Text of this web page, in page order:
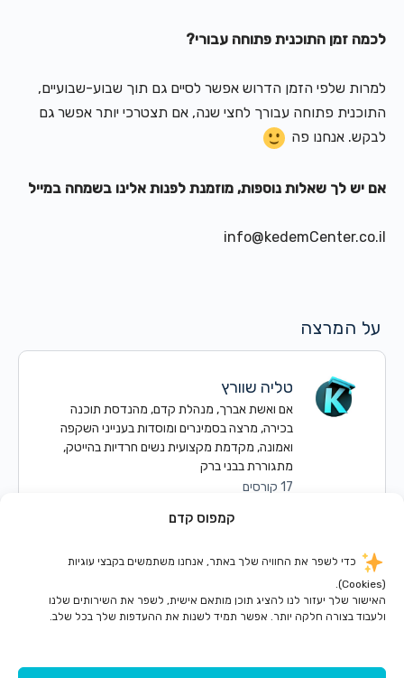
קמפוס קדם
כדי לשפר את החוויה שלך באתר, אנחנו משתמשים בקבצי עוגיות
(Cookies).
האישור שלך יעזור לנו להציג תוכן מותאם אישית, לשפר את השירותים שלנו
ולעבוד בצורה חלקה יותר. אפשר תמיד לשנות את ההעדפות שלך בכל שלב.
לכמה זמן התוכנית פתוחה עבורי?
למרות שלפי הזמן הדרוש אפשר לסיים גם תוך שבוע-שבועיים,
התוכנית פתוחה עבורך לחצי שנה, אם תצטרכי יותר אפשר גם
לבקש. אנחנו פה
אם יש לך שאלות נוספות, מוזמנת לפנות אלינו בשמחה במייל
info@kedemCenter.co.il
על המרצה
טליה שוורץ
אם ואשת אברך, מנהלת קדם, מהנדסת תוכנה
בכירה, מרצה בסמינרים ומוסדות בענייני השקפה
ואמונה, מקדמת מקצועית נשים חרדיות בהייטק,
מתגוררת בבני ברק
17 קורסים